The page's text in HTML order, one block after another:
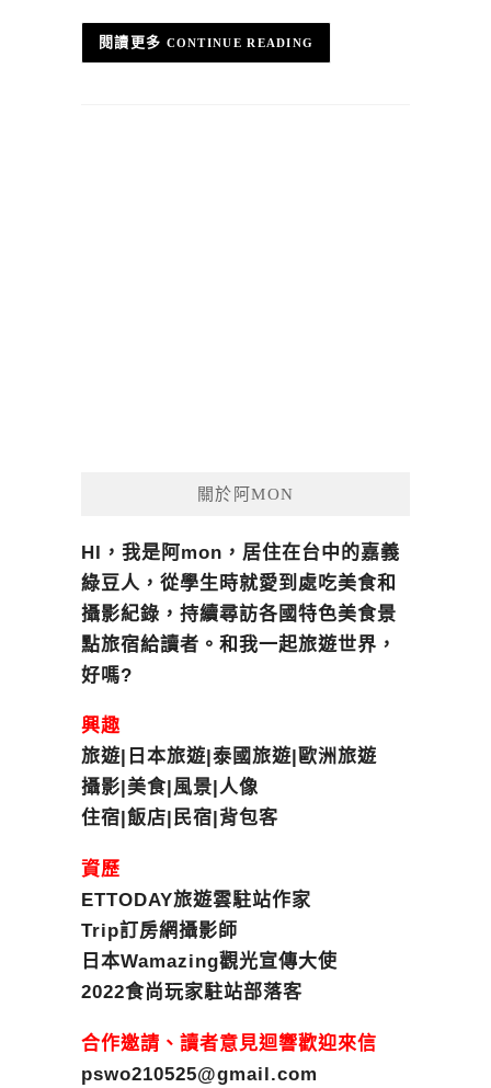
CONTINUE READING
關於阿MON
HI，我是阿mon，居住在台中的嘉義
綠豆人，從學生時就愛到處吃美食和
攝影紀錄，持續尋訪各國特色美食景
點旅宿給讀者。和我一起旅遊世界，
好嗎?
興趣
旅遊|日本旅遊|泰國旅遊|歐洲旅遊
攝影|美食|風景|人像
住宿|飯店|民宿|背包客
資歷
ETTODAY旅遊雲駐站作家
Trip訂房網攝影師
日本Wamazing觀光宣傳大使
2022食尚玩家駐站部落客
合作邀請、讀者意見迴響歡迎來信
pswo210525@gmail.com